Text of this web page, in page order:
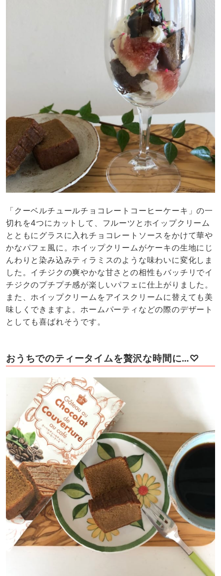
「クーベルチュールチョコレートコーヒーケーキ」の一
切れを4つにカットして、フルーツとホイップクリーム
とともにグラスに入れチョコレートソースをかけて華や
かなパフェ風に。ホイップクリームがケーキの生地にじ
んわりと染み込みティラミスのような味わいに変化しま
した。イチジクの爽やかな甘さとの相性もバッチリでイ
チジクのプチプチ感が楽しいパフェに仕上がりました。
また、ホイップクリームをアイスクリームに替えても美
味しくできますよ。ホームパーティなどの際のデザート
としても喜ばれそうです。
おうちでのティータイムを贅沢な時間に…♡